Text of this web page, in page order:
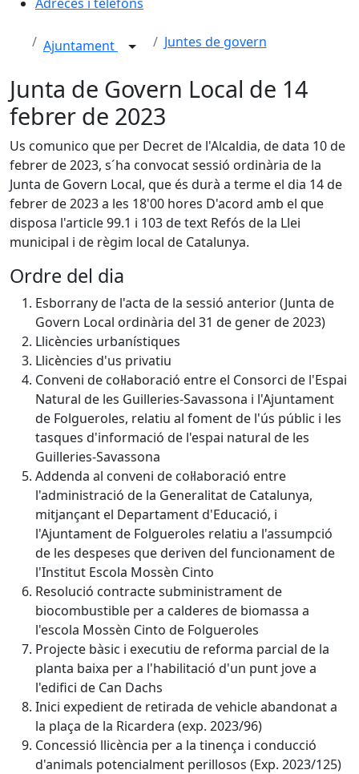
Ajuntament Juntes de govern
Junta de Govern Local de 14
febrer de 2023
Us comunico que per Decret de l'Alcaldia, de data 10 de
febrer de 2023, s´ha convocat sessió ordinària de la
Junta de Govern Local, que és durà a terme el dia 14 de
febrer de 2023 a les 18'00 hores D'acord amb el que
disposa l'article 99.1 i 103 de text Refós de la Llei
municipal i de règim local de Catalunya.
Ordre del dia
Esborrany de l'acta de la sessió anterior (Junta de
Govern Local ordinària del 31 de gener de 2023)
Llicències urbanístiques
Llicències d'us privatiu
Conveni de col·laboració entre el Consorci de l'Espai
Natural de les Guilleries-Savassona i l'Ajuntament
de Folgueroles, relatiu al foment de l'ús públic i les
tasques d'informació de l'espai natural de les
Guilleries-Savassona
Addenda al conveni de col·laboració entre
l'administració de la Generalitat de Catalunya,
mitjançant el Departament d'Educació, i
l'Ajuntament de Folgueroles relatiu a l'assumpció
de les despeses que deriven del funcionament de
l'Institut Escola Mossèn Cinto
Resolució contracte subministrament de
biocombustible per a calderes de biomassa a
l'escola Mossèn Cinto de Folgueroles
Projecte bàsic i executiu de reforma parcial de la
planta baixa per a l'habilitació d'un punt jove a
l'edifici de Can Dachs
Inici expedient de retirada de vehicle abandonat a
la plaça de la Ricardera (exp. 2023/96)
Concessió llicència per a la tinença i conducció
d'animals potencialment perillosos (Exp. 2023/125)